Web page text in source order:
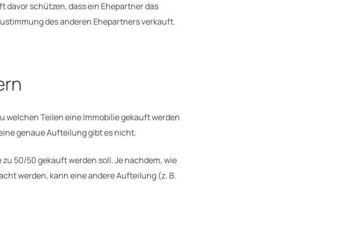
davor schützen, dass ein Ehepartner das
des anderen Ehepartners verkauft.
welchen Teilen eine Immobilie gekauft werden
genaue Aufteilung gibt es nicht.
50/50 gekauft werden soll. Je nachdem, wie
werden, kann eine andere Aufteilung (z. B.